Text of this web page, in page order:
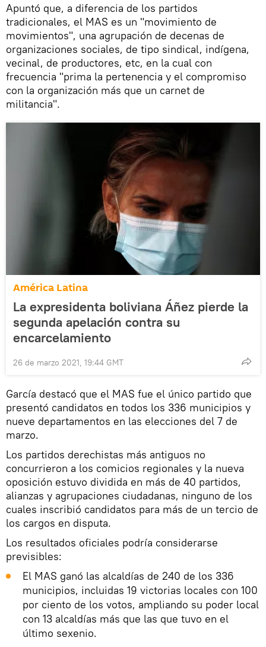
Apuntó que, a diferencia de los partidos
tradicionales, el MAS es un "movimiento de
movimientos", una agrupación de decenas de
organizaciones sociales, de tipo sindical, indígena,
vecinal, de productores, etc, en la cual con
frecuencia "prima la pertenencia y el compromiso
con la organización más que un carnet de
militancia".
América Latina
La expresidenta boliviana Áñez pierde la
segunda apelación contra su
encarcelamiento
26 de marzo 2021, 19:44 GMT
García destacó que el MAS fue el único partido que
presentó candidatos en todos los 336 municipios y
nueve departamentos en las elecciones del 7 de
marzo.
Los partidos derechistas más antiguos no
concurrieron a los comicios regionales y la nueva
oposición estuvo dividida en más de 40 partidos,
alianzas y agrupaciones ciudadanas, ninguno de los
cuales inscribió candidatos para más de un tercio de
los cargos en disputa.
Los resultados oficiales podría considerarse
previsibles:
El MAS ganó las alcaldías de 240 de los 336
municipios, incluidas 19 victorias locales con 100
por ciento de los votos, ampliando su poder local
con 13 alcaldías más que las que tuvo en el
último sexenio.